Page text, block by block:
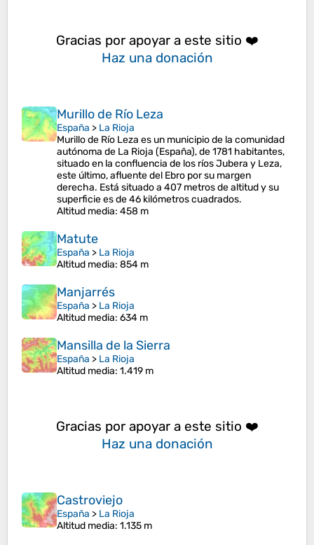
Gracias por apoyar a este sitio ❤️
Haz una donación
Murillo de Río Leza
España > La Rioja
Murillo de Río Leza es un municipio de la comunidad
autónoma de La Rioja (España), de 1781 habitantes,
situado en la confluencia de los ríos Jubera y Leza,
este último, afluente del Ebro por su margen
derecha. Está situado a 407 metros de altitud y su
superficie es de 46 kilómetros cuadrados.
Altitud media: 458 m
Matute
España > La Rioja
Altitud media: 854 m
Manjarrés
España > La Rioja
Altitud media: 634 m
Mansilla de la Sierra
España > La Rioja
Altitud media: 1.419 m
Gracias por apoyar a este sitio ❤️
Haz una donación
Castroviejo
España > La Rioja
Altitud media: 1.135 m